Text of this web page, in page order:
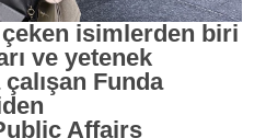
isimlerden biri
ve yetenek
Funda
Affairs